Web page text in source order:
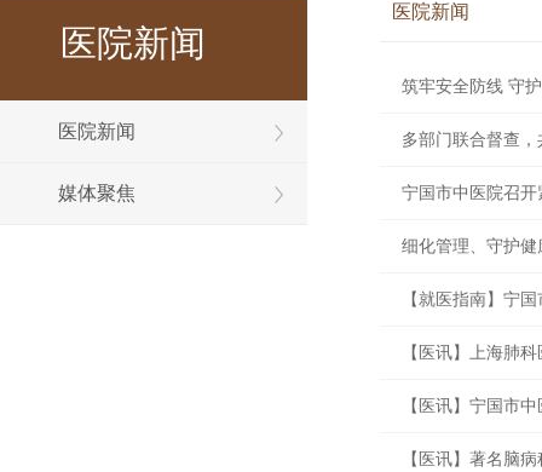
医院新闻
医院新闻
媒体聚焦
医院新闻
筑牢安全防线 守
多部门联合督查
宁国市中医院召
细化管理、守护
【就医指南】宁
【医讯】上海肺
【医讯】宁国市
【医讯】著名脑